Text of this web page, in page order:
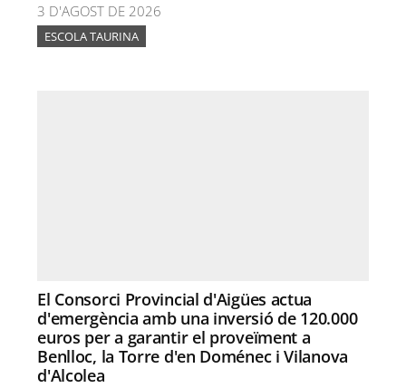
3 D'AGOST DE 2026
ESCOLA TAURINA
El Consorci Provincial d'Aigües actua
d'emergència amb una inversió de 120.000
euros per a garantir el proveïment a
Benlloc, la Torre d'en Doménec i Vilanova
d'Alcolea